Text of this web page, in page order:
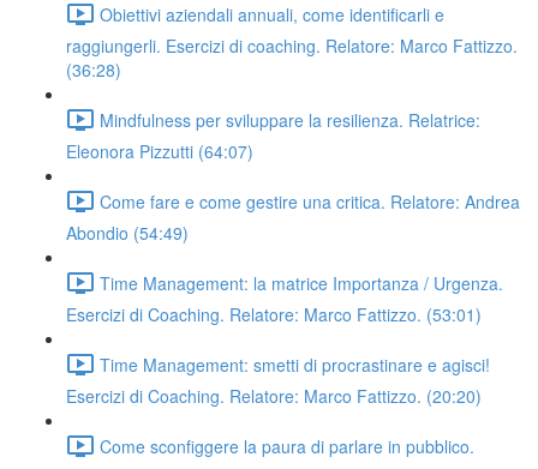
Obiettivi aziendali annuali, come identificarli e
raggiungerli. Esercizi di coaching. Relatore: Marco Fattizzo.
(36:28)
Mindfulness per sviluppare la resilienza. Relatrice:
Eleonora Pizzutti (64:07)
Come fare e come gestire una critica. Relatore: Andrea
Abondio (54:49)
Time Management: la matrice Importanza / Urgenza.
Esercizi di Coaching. Relatore: Marco Fattizzo. (53:01)
Time Management: smetti di procrastinare e agisci!
Esercizi di Coaching. Relatore: Marco Fattizzo. (20:20)
Come sconfiggere la paura di parlare in pubblico.